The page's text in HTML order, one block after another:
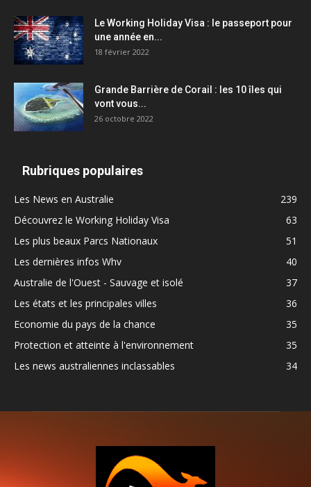
Le Working Holiday Visa : le passeport pour
une année en...
18 février 2022
Grande Barrière de Corail : les 10 îles qui
vont vous...
26 octobre 2022
Rubriques populaires
Les News en Australie
239
Découvrez le Working Holiday Visa
63
Les plus beaux Parcs Nationaux
51
Les dernières infos Whv
40
Australie de l'Ouest - Sauvage et isolé
37
Les états et les principales villes
36
Economie du pays de la chance
35
Protection et atteinte à l'environnement
35
Les news australiennes inclassables
34